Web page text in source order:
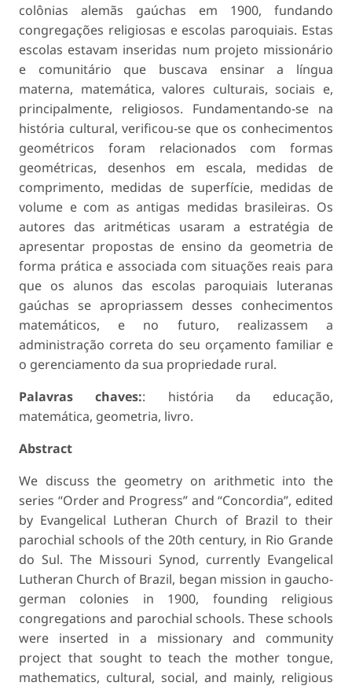
colônias alemãs gaúchas em 1900, fundando
congregações religiosas e escolas paroquiais. Estas
escolas estavam inseridas num projeto missionário
e comunitário que buscava ensinar a língua
materna, matemática, valores culturais, sociais e,
principalmente, religiosos. Fundamentando-se na
história cultural, verificou-se que os conhecimentos
geométricos foram relacionados com formas
geométricas, desenhos em escala, medidas de
comprimento, medidas de superfície, medidas de
volume e com as antigas medidas brasileiras. Os
autores das aritméticas usaram a estratégia de
apresentar propostas de ensino da geometria de
forma prática e associada com situações reais para
que os alunos das escolas paroquiais luteranas
gaúchas se apropriassem desses conhecimentos
matemáticos, e no futuro, realizassem a
administração correta do seu orçamento familiar e
o gerenciamento da sua propriedade rural.
Palavras chaves:: história da educação,
matemática, geometria, livro.
Abstract
We discuss the geometry on arithmetic into the
series “Order and Progress” and “Concordia”, edited
by Evangelical Lutheran Church of Brazil to their
parochial schools of the 20th century, in Rio Grande
do Sul. The Missouri Synod, currently Evangelical
Lutheran Church of Brazil, began mission in gaucho-
german colonies in 1900, founding religious
congregations and parochial schools. These schools
were inserted in a missionary and community
project that sought to teach the mother tongue,
mathematics, cultural, social, and mainly, religious